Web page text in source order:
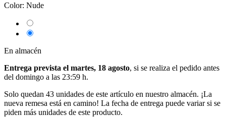
Color: Nude
En almacén
Entrega prevista el martes, 18 agosto, si se realiza el pedido antes
del domingo a las 23:59 h.
Solo quedan 43 unidades de este artículo en nuestro almacén. ¡La
nueva remesa está en camino! La fecha de entrega puede variar si se
piden más unidades de este producto.